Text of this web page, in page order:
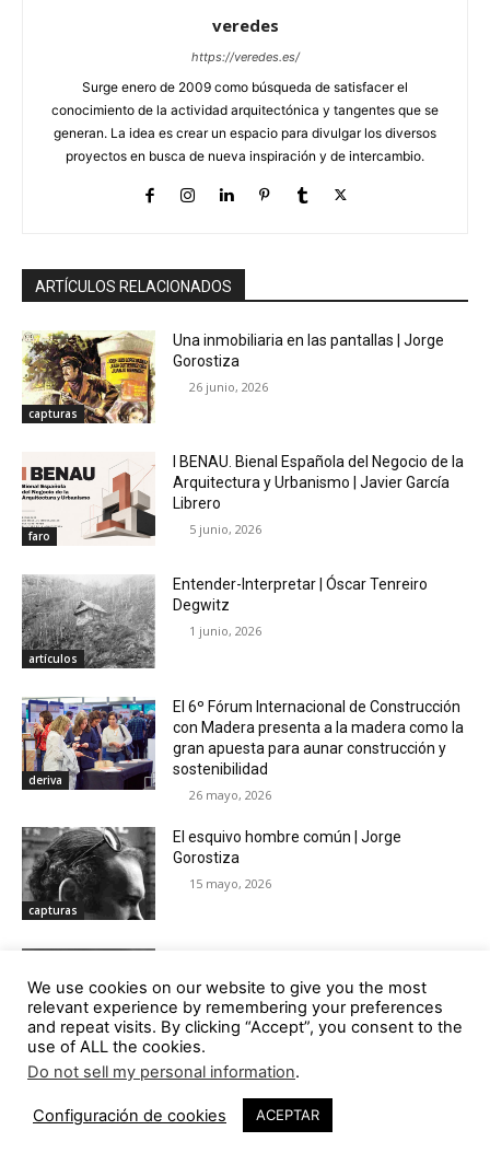
veredes
https://veredes.es/
Surge enero de 2009 como búsqueda de satisfacer el
conocimiento de la actividad arquitectónica y tangentes que se
generan. La idea es crear un espacio para divulgar los diversos
proyectos en busca de nueva inspiración y de intercambio.
ARTÍCULOS RELACIONADOS
capturas
Una inmobiliaria en las pantallas | Jorge
Gorostiza
26 junio, 2026
faro
I BENAU. Bienal Española del Negocio de la
Arquitectura y Urbanismo | Javier García
Librero
5 junio, 2026
artículos
Entender-Interpretar | Óscar Tenreiro
Degwitz
1 junio, 2026
deriva
El 6º Fórum Internacional de Construcción
con Madera presenta a la madera como la
gran apuesta para aunar construcción y
sostenibilidad
26 mayo, 2026
capturas
El esquivo hombre común | Jorge
Gorostiza
15 mayo, 2026
convocatorias
seleccionada para la XIV Bienal
Iberoamericana de Arquitectura y
Urbanismo en Brasilia
14 mayo, 2026
director en ACTIA
8 mayo, 2026
We use cookies on our website to give you the most
relevant experience by remembering your preferences
and repeat visits. By clicking “Accept”, you consent to the
use of ALL the cookies.
Do not sell my personal information.
Configuración de cookies ACEPTAR